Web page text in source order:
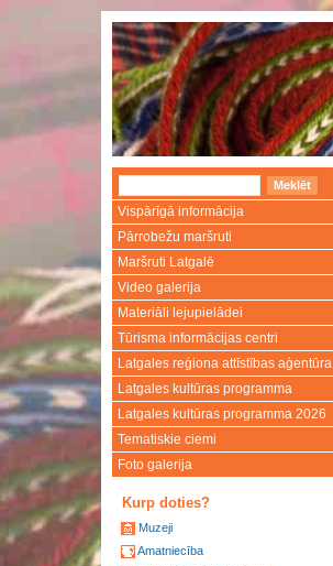
Vispārīgā informācija
Pārrobežu maršruti
Maršruti Latgalē
Video galerija
Materiāli lejupielādei
Tūrisma informācijas centri
Latgales reģiona attīstības aģentūra
Latgales kultūras programma
Latgales kultūras programma 2026
Tematiskie ciemi
Foto galerija
Kurp doties?
Muzeji
Amatniecība